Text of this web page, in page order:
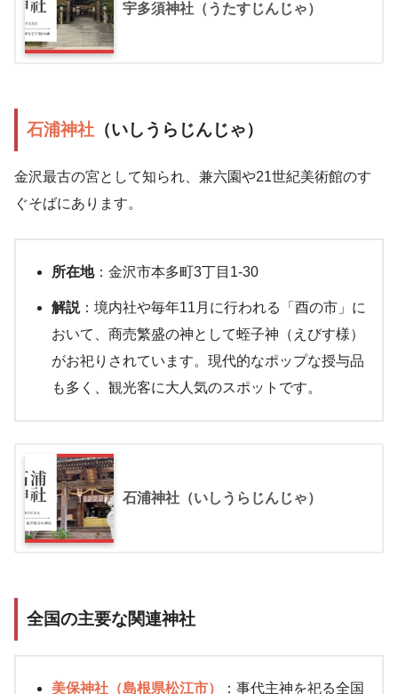
宇多須神社（うたすじんじゃ）
石浦神社 （いしうらじんじゃ）
金沢最古の宮として知られ、兼六園や21世紀美術館のす
ぐそばにあります。
所在地：金沢市本多町3丁目1-30
解説：境内社や毎年11月に行われる「酉の市」に
おいて、商売繁盛の神として蛭子神（えびす様）
がお祀りされています。現代的なポップな授与品
も多く、観光客に大人気のスポットです。
石浦神社（いしうらじんじゃ）
全国の主要な関連神社
美保神社（島根県松江市） ：事代主神を祀る全国